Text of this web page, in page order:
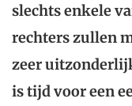
slechts enkele
rechters zullen
zeer
is tijd voor een